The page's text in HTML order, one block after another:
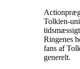
Tolkien-
Ringenes
fans af
generelt.